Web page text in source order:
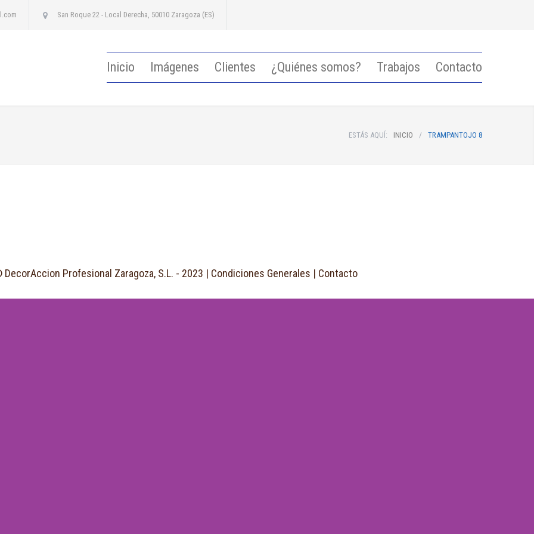
San Roque 22 - Local Derecha, 50010 Zaragoza (ES)
Inicio Imágenes Clientes ¿Quiénes somos? Trabajos Contacto
ESTÁS AQUÍ: INICIO / TRAMPANTOJO 8
Profesional Zaragoza, S.L. - 2023 | Condiciones Generales | Contacto